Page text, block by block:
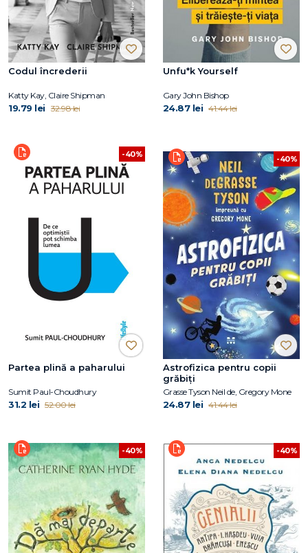
Codul încrederii
Katty Kay, Claire Shipman
19.79 lei 32.98 lei
Unfu*k Yourself
Gary John Bishop
24.87 lei 41.44 lei
-40%
Partea plină a paharului
Sumit Paul-Choudhury
31.2 lei 52.00 lei
-40%
Astrofizica pentru copii
grăbiți
Grasse Tyson Neil de, Gregory Mone
24.87 lei 41.44 lei
-40% -40%